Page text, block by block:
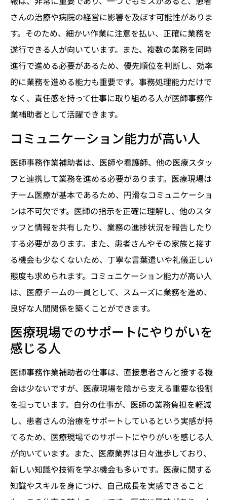
さんの治療や病院の経営に影響を及ぼす可能性がありま
す。そのため、細かい作業に注意を払い、正確に業務を
遂行できる人が向いています。また、複数の業務を同時
進行で進める必要があるため、優先順位を判断し、効率
的に業務を進める能力も重要です。事務処理能力だけで
なく、責任感を持って仕事に取り組める人が医師事務作
業補助者として活躍できます。
コミュニケーション能力が高い人
医師事務作業補助者は、医師や看護師、他の医療スタッ
フと連携して業務を進める必要があります。医療現場は
チーム医療が基本であるため、円滑なコミュニケーショ
ンは不可欠です。医師の指示を正確に理解し、他のスタ
ッフと情報を共有したり、業務の進捗状況を報告したり
する必要があります。また、患者さんやその家族と接す
る機会も少なくないため、丁寧な言葉遣いや礼儀正しい
態度も求められます。コミュニケーション能力が高い人
は、医療チームの一員として、スムーズに業務を進め、
良好な人間関係を築くことができます。
医療現場でのサポートにやりがいを
感じる人
医師事務作業補助者の仕事は、直接患者さんと接する機
会は少ないですが、医療現場を陰から支える重要な役割
を担っています。自分の仕事が、医師の業務負担を軽減
し、患者さんの治療をサポートしているという実感が持
てるため、医療現場でのサポートにやりがいを感じる人
が向いています。また、医療業界は日々進歩しており、
新しい知識や技術を学ぶ機会も多いです。医療に関する
知識やスキルを身につけ、自己成長を実感できること